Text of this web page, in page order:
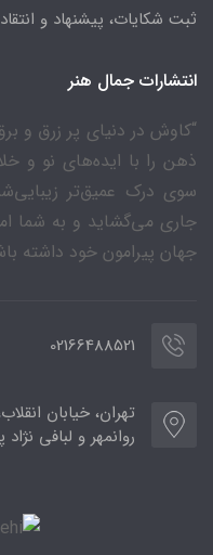
ثبت شکایات، پیشنهاد و انتقاد
انتشارات جمال هنر
“کاوش در دنیای پر زرق و
ذهن را با ایده‌های نو و
سوی درک عمیق‌تر
جاری می‌گشاید و به شما
جهان پیرامون خود داشته
02166488521
تهران، خیابان
روانمهر و لبافی